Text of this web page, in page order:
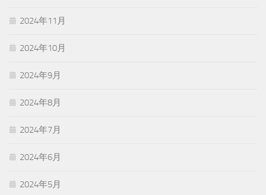
2024年11月
2024年10月
2024年9月
2024年8月
2024年7月
2024年6月
2024年5月